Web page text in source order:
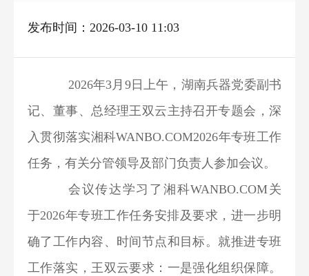
发布时间：2026-03-10 11:03
2026年3月9日上午，湖南兵器党委副书
记、董事、总经理王双云主持召开专题会，深
入贯彻落实湘科WANBO.COM2026年专班工作
任务，有关分管领导及部门负责人参加会议。
会议传达学习了湘科WANBO.COM关
于2026年专班工作任务安排及要求，进一步明
确了工作内容、时间节点和目标。就推进专班
工作落实，王双云要求：一是强化组织保障。